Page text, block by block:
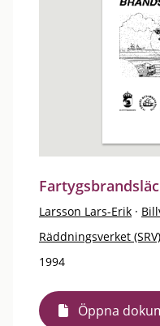
Larsson Lars-Erik ·
Räddningsverket (SRV)
1994
Öppna